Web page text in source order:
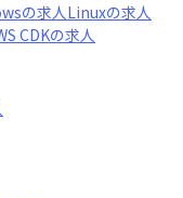
の求人Linuxの求人
CDKの求人